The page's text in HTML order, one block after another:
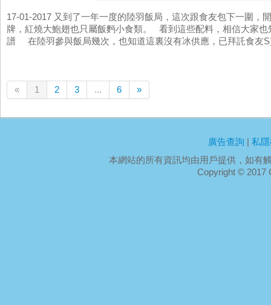
17-01-2017 又到了一年一度的陸羽飯局，這次跟食友包下一圍
牌，紅燒大鮑翅也只屬飯麪小食類。 看到這些配料，相信大家
譜 在陸羽參與飯局幾次，也知道這裏沒有冰供應，已拜託食友
« 1 2 3 ... 6 »
廣告查詢 | 私
本網站的所有資訊均由用戶提供，如有
Copyright © 2017